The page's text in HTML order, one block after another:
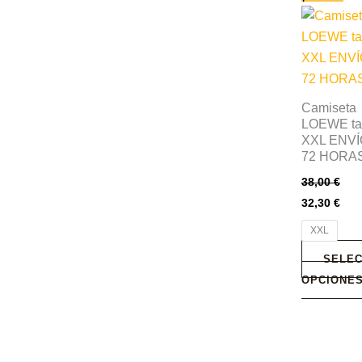
Camiseta
LOEWE
XXL
72
38,00€
32,30 €
XXL
producto
tiene
múltiples
variantes.
opciones
se
pueden
elegir
en
la
página
producto